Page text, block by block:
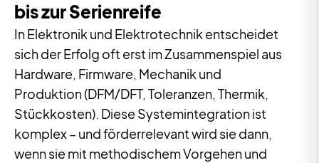
bis zur Serienreife
In Elektronik und Elektrotechnik entscheidet
sich der Erfolg oft erst im Zusammenspiel aus
Hardware, Firmware, Mechanik und
Produktion (DFM/DFT, Toleranzen, Thermik,
Stückkosten). Diese Systemintegration ist
komplex – und förderrelevant wird sie dann,
wenn sie mit methodischem Vorgehen und